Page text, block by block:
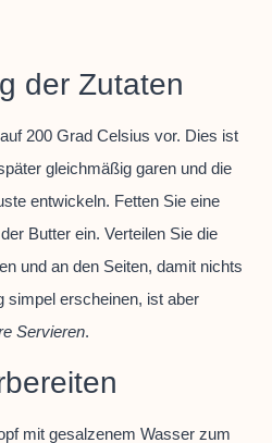
der Zutaten
200 Grad Celsius vor. Dies ist
gleichmäßig garen und die
entwickeln. Fetten Sie eine
Butter ein. Verteilen Sie die
und an den Seiten, damit nichts
simpel erscheinen, ist aber
Servieren.
mit gesalzenem Wasser zum